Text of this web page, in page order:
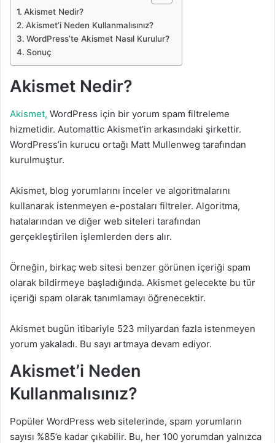
Akismet Nedir?
Akismet’i Neden Kullanmalısınız?
WordPress’te Akismet Nasıl Kurulur?
Sonuç
Akismet Nedir?
Akismet, WordPress için bir yorum spam filtreleme
hizmetidir. Automattic Akismet’in arkasındaki şirkettir.
WordPress’in kurucu ortağı Matt Mullenweg tarafından
kurulmuştur.
Akismet, blog yorumlarını inceler ve algoritmalarını
kullanarak istenmeyen e-postaları filtreler. Algoritma,
hatalarından ve diğer web siteleri tarafından
gerçekleştirilen işlemlerden ders alır.
Örneğin, birkaç web sitesi benzer görünen içeriği spam
olarak bildirmeye başladığında. Akismet gelecekte bu tür
içeriği spam olarak tanımlamayı öğrenecektir.
Akismet bugün itibariyle 523 milyardan fazla istenmeyen
yorum yakaladı. Bu sayı artmaya devam ediyor.
Akismet’i Neden
Kullanmalısınız?
Popüler WordPress web sitelerinde, spam yorumların
sayısı %85’e kadar çıkabilir. Bu, her 100 yorumdan yalnızca